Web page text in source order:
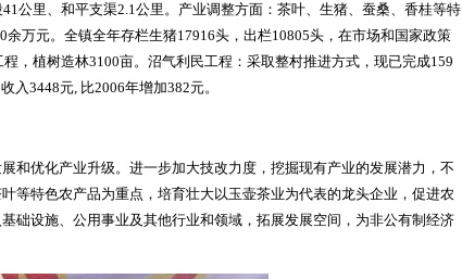
公里、和平支渠2.1公里。产业调整方面：茶叶、生猪、蚕桑、香桂等特
万元。全镇全年存栏生猪17916头，出栏10805头，在市场和国家政策
，植树造林3100亩。沼气利民工程：采取整村推进方式，现已完成159
入3448元, 比2006年增加382元。
和优化产业升级。进一步加大技改力度，挖掘现有产业的发展潜力，不
等特色农产品为重点，培育壮大以玉壶茶业为代表的龙头企业，促进农
础设施、公用事业及其他行业和领域，拓展发展空间，为非公有制经济